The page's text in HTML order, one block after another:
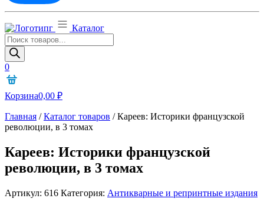
Каталог
Поиск
товаров
0
Корзина0,00 ₽
Главная /Каталог товаров /Кареев: Историки французской
революции, в 3 томах
Кареев: Историки французской
революции, в 3 томах
Артикул: 616 Категория: Антикварные и репринтные издания